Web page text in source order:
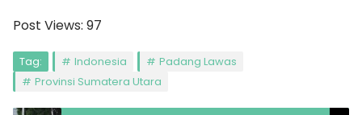
Post Views: 97
Tag: Indonesia
Padang Lawas
Provinsi Sumatera Utara